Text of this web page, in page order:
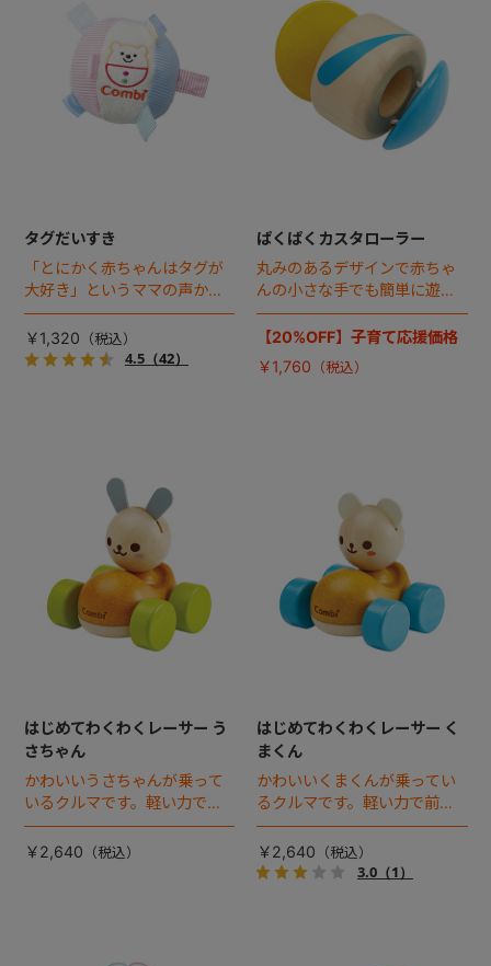
タグだいすき
「とにかく赤ちゃんはタグが
大好き」というママの声から
生まれた、鈴音とレジ袋のカ
サカサ音が楽しめる布製ト
イ。
￥1,320
4.5（42）
ぱくぱくカスタローラー
丸みのあるデザインで赤ちゃ
んの小さな手でも簡単に遊べ
ます。優しく転がしてみると
左右のパーツがパクパク開い
ットのような音がします。
【20%OFF】子育て応援価格
￥1,760
はじめてわくわくレーサー う
さちゃん
かわいいうさちゃんが乗って
いるクルマです。軽い力で前
にも後ろにも進みます。小さ
い手でも持ちやすく危なくな
￥2,640
はじめてわくわくレーサー く
まくん
かわいいくまくんが乗ってい
るクルマです。軽い力で前に
も後ろにも進みます。小さい
手でも持ちやすく危なくない
よう、丸みを帯びたデザイン
￥2,640
3.0（1）